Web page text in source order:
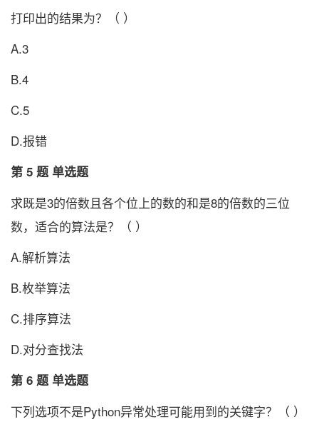
打印出的结果为？（ ）
A.3
B.4
C.5
D.报错
第 5 题 单选题
求既是3的倍数且各个位上的数的和是8的倍数的三位
数，适合的算法是？（ ）
A.解析算法
B.枚举算法
C.排序算法
D.对分查找法
第 6 题 单选题
下列选项不是Python异常处理可能用到的关键字？（ ）